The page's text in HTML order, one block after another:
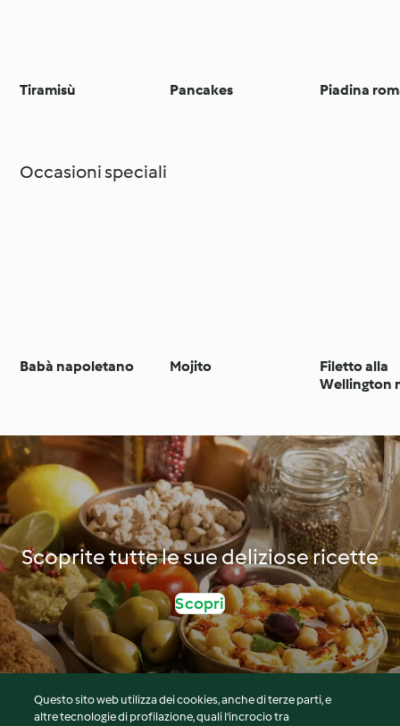
Tiramisù Pancakes Piadina
Occasioni speciali
Babà napoletano Mojito
Filetto alla
Wellington
Scoprite tutte le sue deliziose ricette
Scopri
Questo sito web utilizza dei cookies, anche di terze parti, e
altre tecnologie di profilazione, quali l’incrocio tra